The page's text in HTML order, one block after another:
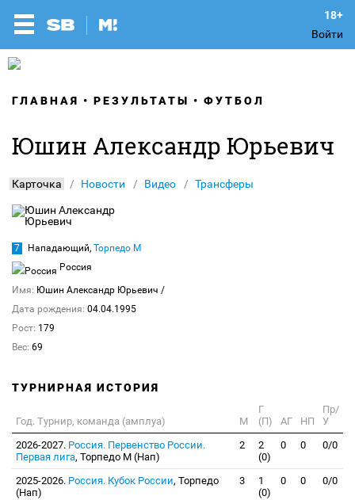
Войти
ГЛАВНАЯ РЕЗУЛЬТАТЫ ФУТБОЛ
Юшин Александр Юрьевич
Карточка Новости Видео Трансферы
7 Нападающий, Торпедо М
Россия
Имя: Юшин Александр Юрьевич /
Дата рождения: 04.04.1995
Рост: 179
Вес: 69
ТУРНИРНАЯ ИСТОРИЯ
Год. Турнир, команда (амплуа) М
Г
(П)
АГ НП
Пр/
У
2026-2027. Россия. Первенство России.
Первая лига, Торпедо М (Нап)
2
2
(0)
0 0 0/0
2025-2026. Россия. Кубок России, Торпедо
(Нап)
3
1
(0)
0 0 0/0